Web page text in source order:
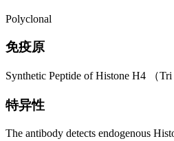
Polyclonal
免疫原
Synthetic Peptide of Histone H4 （Tri
特异性
The antibody detects endogenous